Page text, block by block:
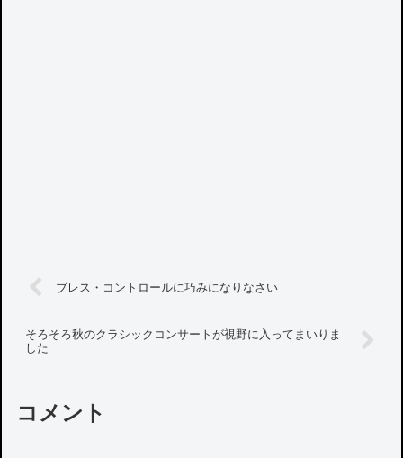
ブレス・コントロールに巧みになりなさい
そろそろ秋のクラシックコンサートが視野に入ってまいりま
した
コメント